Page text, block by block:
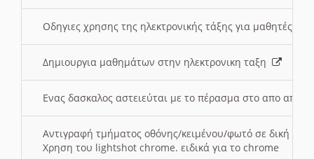
Οδηγιες χρησης της ηλεκτρονικής τάξης για μαθητές
Δημιουργια μαθημάτων στην ηλεκτρονικη ταξη
Ενας δασκαλος αστειεύται με το πέρασμα στο απο
Αντιγραφή τμήματος οθόνης/κειμένου/φωτό σε δική
Χρηση του lightshot chrome. ειδικά για το chrome